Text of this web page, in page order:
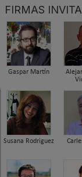
FIRMAS
Gaspar Martín
Susana Rodriguez